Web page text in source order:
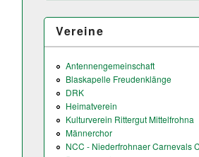
Vereine
Antennengemeinschaft
Blaskapelle Freudenklänge
DRK
Heimatverein
Kulturverein Rittergut Mittelfrohna
Männerchor
NCC - Niederfrohnaer Carnevals